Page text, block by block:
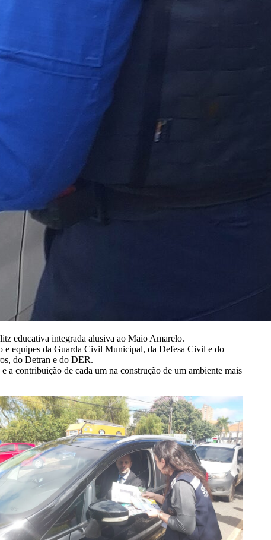
educativa integrada alusiva ao Maio Amarelo.
e equipes da Guarda Civil Municipal, da Defesa Civil e do
do Detran e do DER.
a contribuição de cada um na construção de um ambiente mais